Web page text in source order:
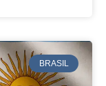
BRASIL